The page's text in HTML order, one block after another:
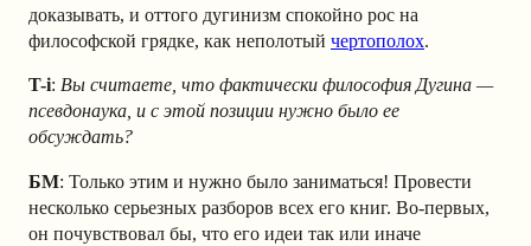
доказывать, и оттого дугинизм спокойно рос на
философской грядке, как неполотый чертополох.
T-i: Вы считаете, что фактически философия Дугина —
псевдонаука, и с этой позиции нужно было ее
обсуждать?
БМ: Только этим и нужно было заниматься! Провести
несколько серьезных разборов всех его книг. Во-первых,
он почувствовал бы, что его идеи так или иначе